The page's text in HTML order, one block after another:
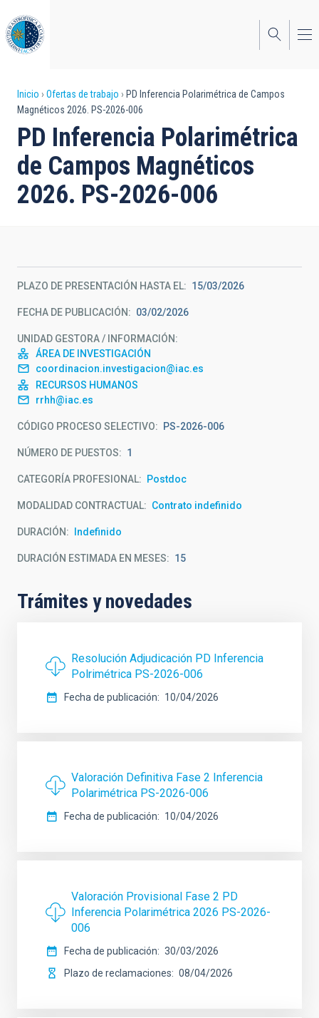
al
contenido
principal
Sobrescribir
enlaces
de
ayuda
a
Inicio Ofertas de trabajo
PD Inferencia Polarimétrica de Campos
Magnéticos 2026. PS-2026-006
PD Inferencia Polarimétrica
de Campos Magnéticos
2026. PS-2026-006
PLAZO DE PRESENTACIÓN HASTA EL 15/03/2026
FECHA DE PUBLICACIÓN 03/02/2026
UNIDAD GESTORA / INFORMACIÓN
ÁREA DE INVESTIGACIÓN
coordinacion.investigacion@iac.es
RECURSOS HUMANOS
rrhh@iac.es
CÓDIGO PROCESO SELECTIVO PS-2026-006
NÚMERO DE PUESTOS 1
CATEGORÍA PROFESIONAL Postdoc
MODALIDAD CONTRACTUAL Contrato indefinido
DURACIÓN Indefinido
DURACIÓN ESTIMADA EN MESES 15
Trámites y novedades
Resolución Adjudicación PD Inferencia
Polrimétrica PS-2026-006
Fecha de publicación 10/04/2026
Valoración Definitiva Fase 2 Inferencia
Polarimétrica PS-2026-006
Fecha de publicación 10/04/2026
Valoración Provisional Fase 2 PD
Inferencia Polarimétrica 2026 PS-2026-
006
Fecha de publicación
30/03/2026
Plazo de reclamaciones
08/04/2026